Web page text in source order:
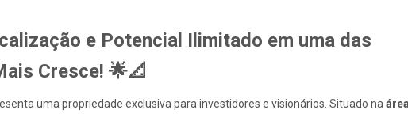
e Potencial Ilimitado em uma das
Cresce! 🌟📐
uma propriedade exclusiva para investidores e visionários. Situado na área